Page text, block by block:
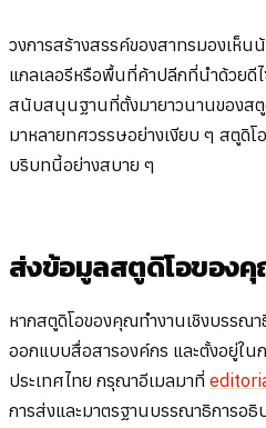
วงการสร้างสรรค์ของสาทรมองเห็
แกลเลอรีหรือพื้นที่ค้าปลีกที่นำด้วย
สนับสนุนฐานที่ตั้งมายาวนานของสตู
มาหลายทศวรรษอย่างเงียบ ๆ สตูดิ
บริบทนี้อย่างสบาย ๆ
ส่งข้อมูลสตูดิโอของ
หากสตูดิโอของคุณทำงานเชิงบรรณ
ออกแบบสื่อสารองค์กร และตั้งอยู่ใน
ประเทศไทย กรุณาอีเมลมาที่
การส่งและมาตรฐานบรรณาธิการอธิ